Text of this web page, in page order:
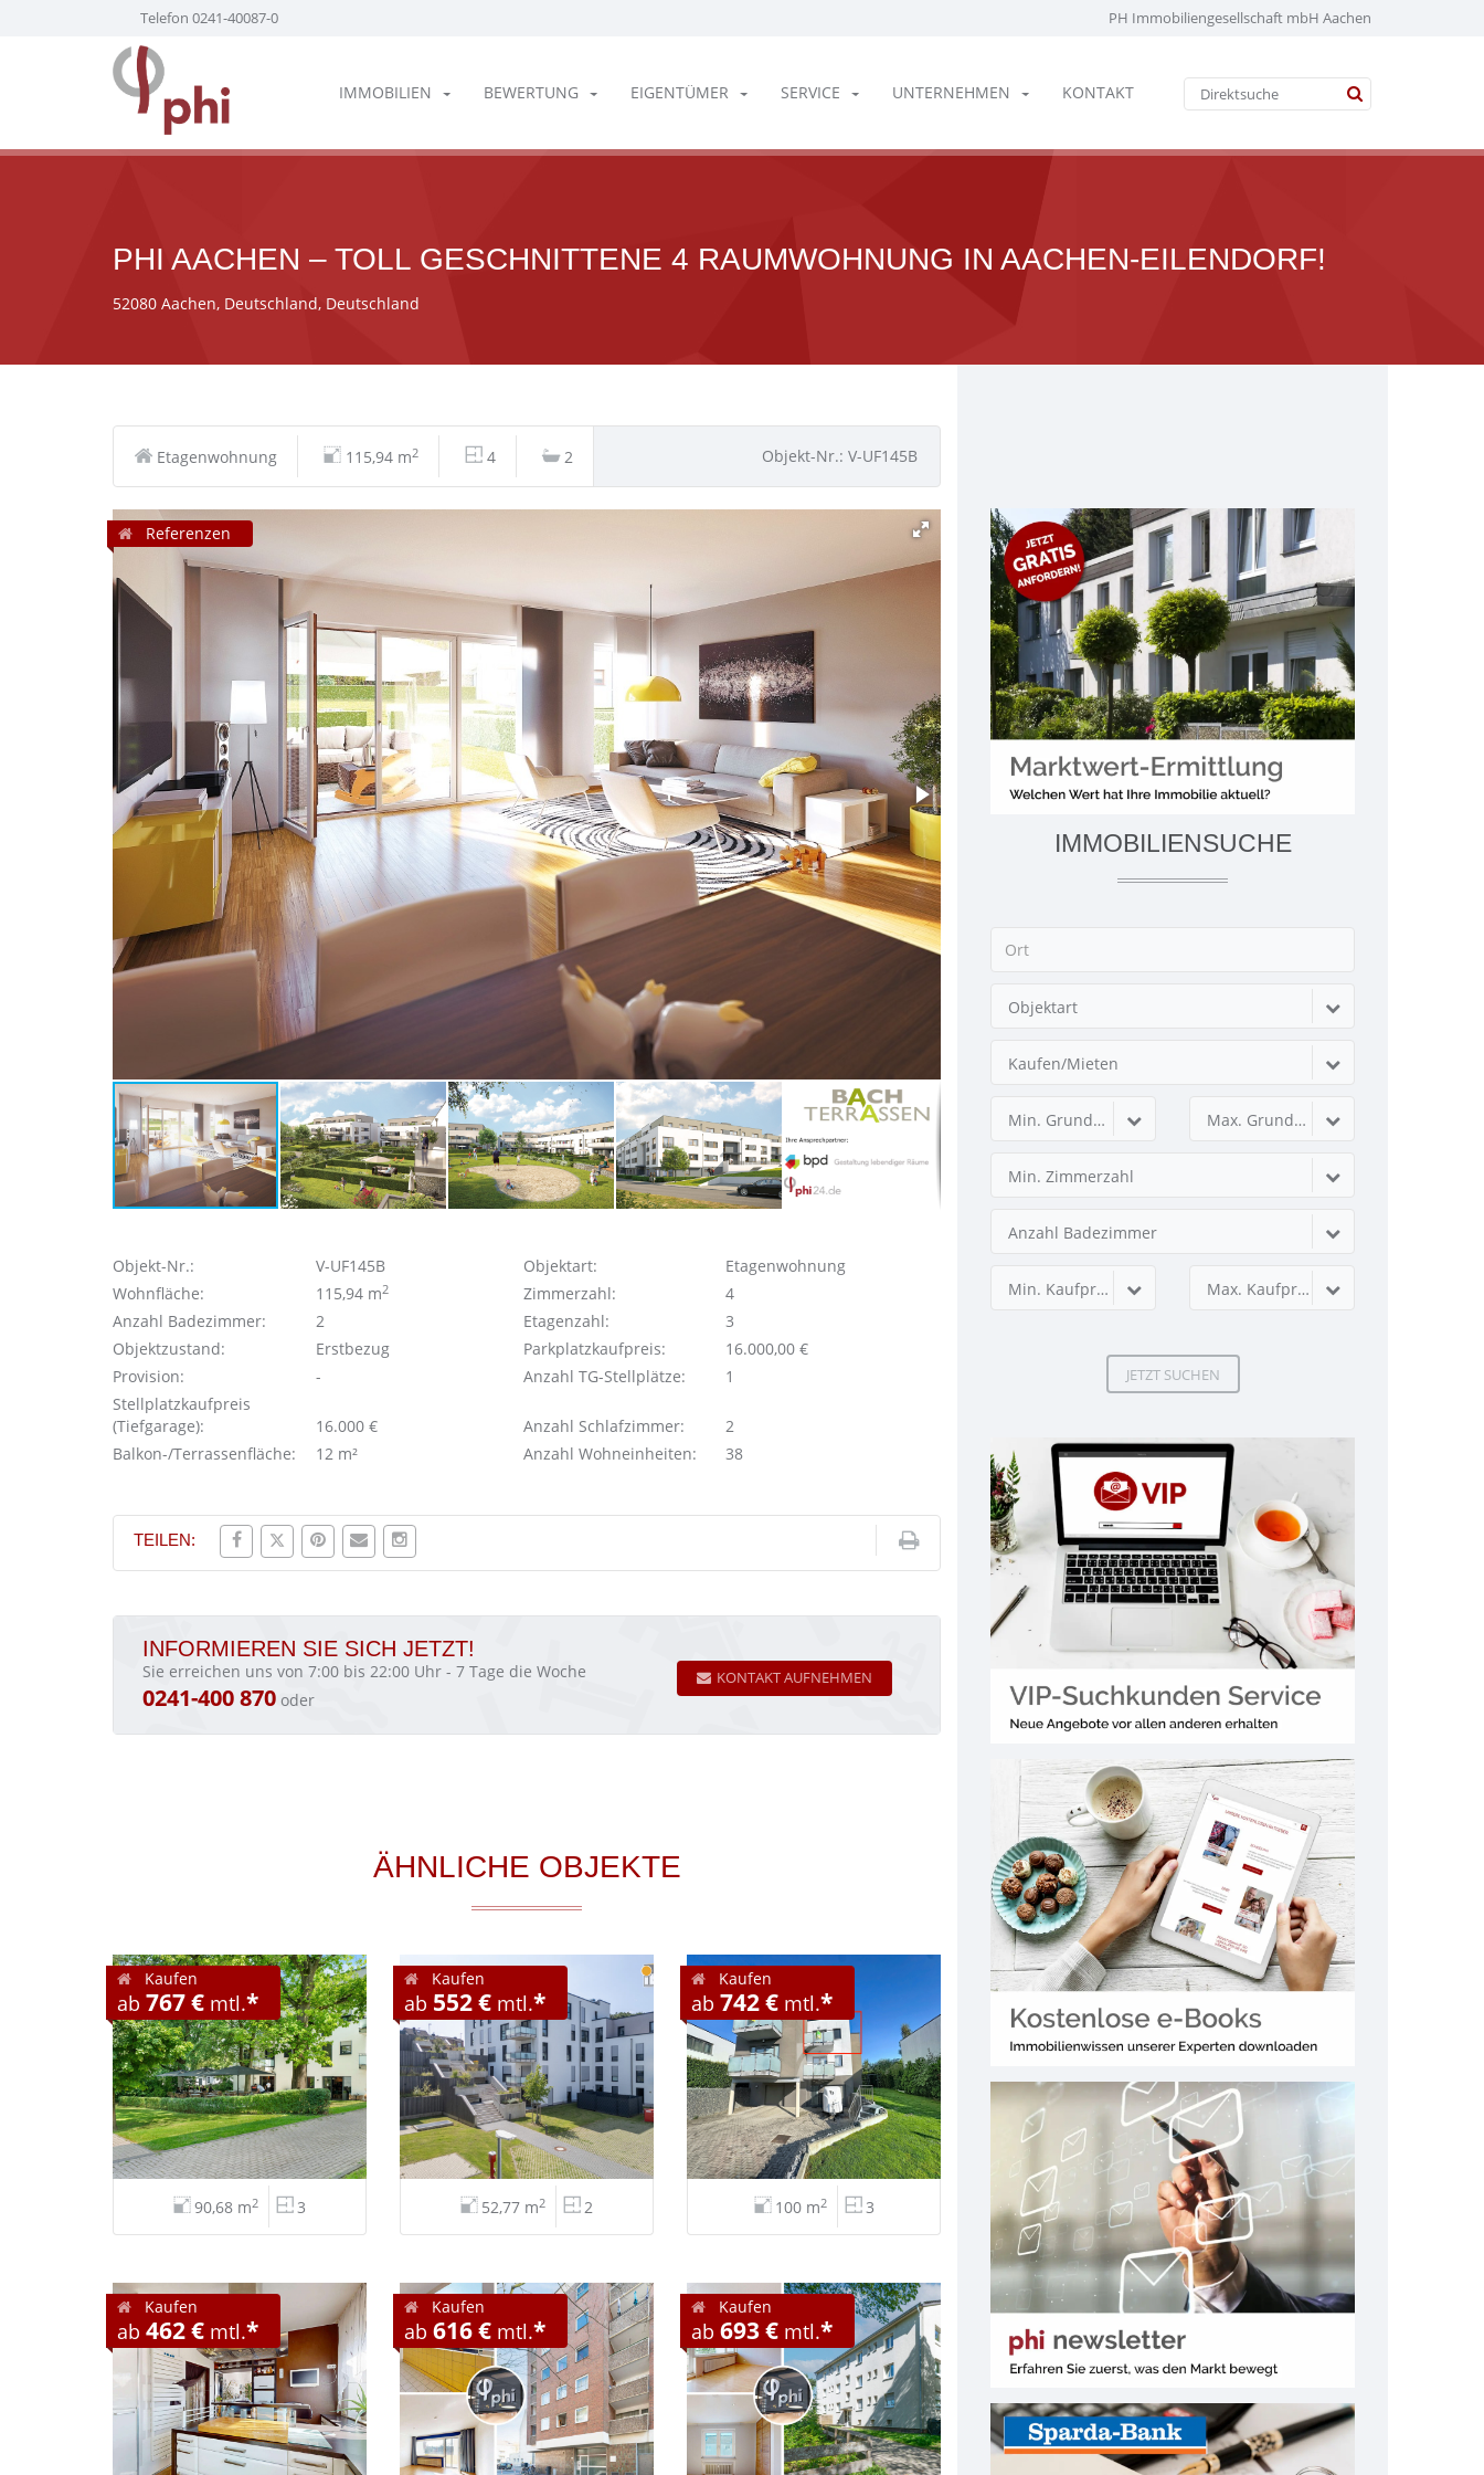
Telefon 0241-40087-0 PH Immobiliengesellschaft mbH Aachen
IMMOBILIEN BEWERTUNG EIGENTÜMER SERVICE UNTERNEHMEN KONTAKT
PHI AACHEN – TOLL GESCHNITTENE 4 RAUMWOHNUNG IN AACHEN-EILENDORF!
52080 Aachen, Deutschland, Deutschland
Etagenwohnung 115,94 m2 4 2 Objekt-Nr.: V-UF145B
Referenzen
Objekt-Nr.: V-UF145B Objektart:
Etagenwohnung
Wohnfläche:
115,94 m2 Zimmerzahl:
4
Anzahl Badezimmer:
2 Etagenzahl:
3
Objektzustand:
Erstbezug Parkplatzkaufpreis:
16.000,00 €
Provision:
- Anzahl TG-Stellplätze:
1
Stellplatzkaufpreis
(Tiefgarage):
16.000 € Anzahl Schlafzimmer:
2
Balkon-/Terrassenfläche:
12 m² Anzahl Wohneinheiten: 38
TEILEN:
INFORMIEREN SIE SICH JETZT!
Sie erreichen uns von 7:00 bis 22:00 Uhr - 7 Tage die Woche
0241-400 870 oder
KONTAKT AUFNEHMEN
ÄHNLICHE OBJEKTE
Kaufen
ab 767 € mtl.*
90,68 m2 3
Kaufen
ab 552 €mtl.*
52,77 m2 2
Kaufen
ab 742 €mtl.*
100 m2 3
Kaufen
ab 462 € mtl.*
Kaufen
ab 616 €mtl.*
Kaufen
ab 693 €mtl.*
IMMOBILIENSUCHE
Objektart
Kaufen/Mieten
Min. Grundstücksfläche Max. Grundstücksfläche
Min. Zimmerzahl
Anzahl Badezimmer
Min. Kaufpreis Max. Kaufpreis
JETZT SUCHEN